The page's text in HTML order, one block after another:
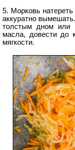
5. Морковь
аккуратно
толстым дном или
масла, довести до
мягкости.